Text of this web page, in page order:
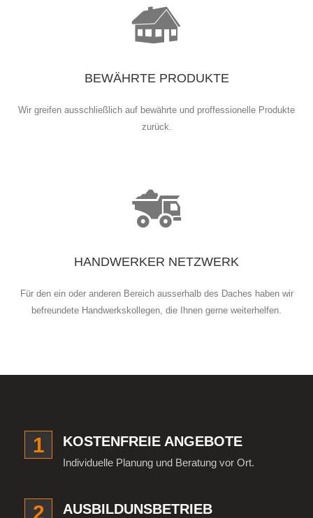
BEWÄHRTE PRODUKTE
Wir greifen ausschließlich auf bewährte und proffessionelle Produkte
zurück.
HANDWERKER NETZWERK
Für den ein oder anderen Bereich ausserhalb des Daches haben wir
befreundete Handwerkskollegen, die Ihnen gerne weiterhelfen.
1 KOSTENFREIE ANGEBOTE
Individuelle Planung und Beratung vor Ort.
2 AUSBILDUNSBETRIEB